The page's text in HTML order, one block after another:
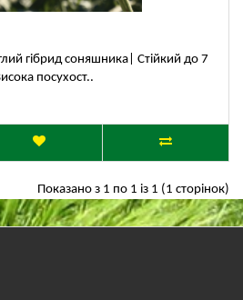
гібрид соняшника| Стійкий до 7
посухост..
Показано з 1 по 1 із 1 (1 сторінок)